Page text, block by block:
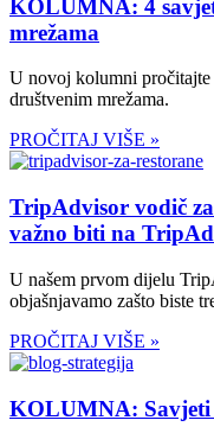
KOLUMNA: 4
mrežama
U novoj kolumni pročitajte
društvenim mrežama.
PROČITAJ VIŠE »
TripAdvisor vodič
važno biti na
U našem prvom dijelu
objašnjavamo zašto biste
PROČITAJ VIŠE »
KOLUMNA: Savjeti